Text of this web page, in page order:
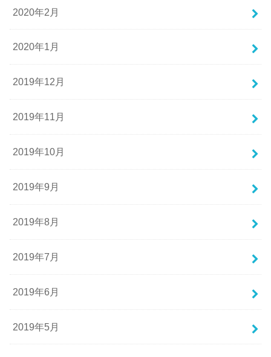
2020年2月
2020年1月
2019年12月
2019年11月
2019年10月
2019年9月
2019年8月
2019年7月
2019年6月
2019年5月